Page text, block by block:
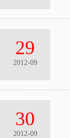
29
2012-09
30
2012-09